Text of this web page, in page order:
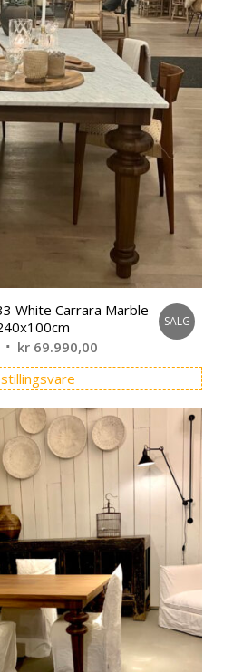
White Carrara Marble –
Opprinnelig
pris
var:
kr 87.990,00.
kr 69.990,00 Nåværende
pris
er:
kr 69.990,00.
SALG